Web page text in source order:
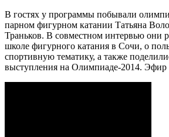
В гостях у программы побывали
парном фигурном катании Татьяна
Траньков. В совместном интервью они
школе фигурного катания в Сочи, о
спортивную тематику, а также
выступления на Олимпиаде-2014. Эфир